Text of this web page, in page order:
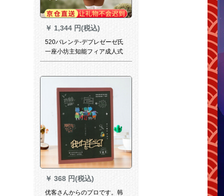
￥ 1,344 円(税込)
520バレンテ-デプレゼーゼ氏
一座小坊主知能フィア成人式
おもちゃんBluetoothステレオ
ンアイテム
￥ 368 円(税込)
优客さんからのプロです。韩